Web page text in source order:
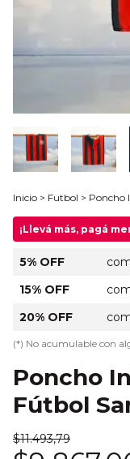
Inicio > Futbol > Poncho
¡Llevá más, pagá
5% OFF
15% OFF
20% OFF
(*) No acumulable con
Poncho
Fútbol
$11.493,79